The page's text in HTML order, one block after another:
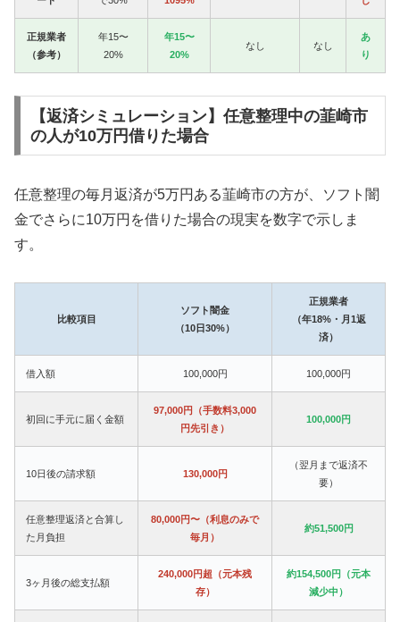
正規業者
（参考）
年15〜
20%
年15〜
20%
なし なし
あ
り
【返済シミュレーション】任意整理中の韮崎市
の人が10万円借りた場合
任意整理の毎月返済が5万円ある韮崎市の方が、ソフト闇
金でさらに10万円を借りた場合の現実を数字で示しま
す。
比較項目
ソフト闇金
（10日30%）
正規業者
（年18%・月1返
済）
借入額 100,000円 100,000円
初回に手元に届く金額
97,000円（手数料3,000
円先引き）
100,000円
10日後の請求額 130,000円
（翌月まで返済不
要）
任意整理返済と合算し
た月負担
80,000円〜（利息のみで
毎月）
約51,500円
3ヶ月後の総支払額
240,000円超（元本残
存）
約154,500円（元本
減少中）